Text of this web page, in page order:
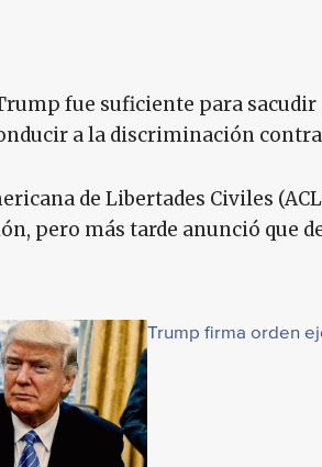
fue suficiente para
a la discriminación
de Libertades Civiles
pero más tarde anunció que
Trump firma orden